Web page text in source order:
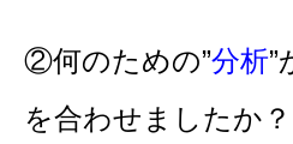
②何のための”分析”
を合わせましたか？